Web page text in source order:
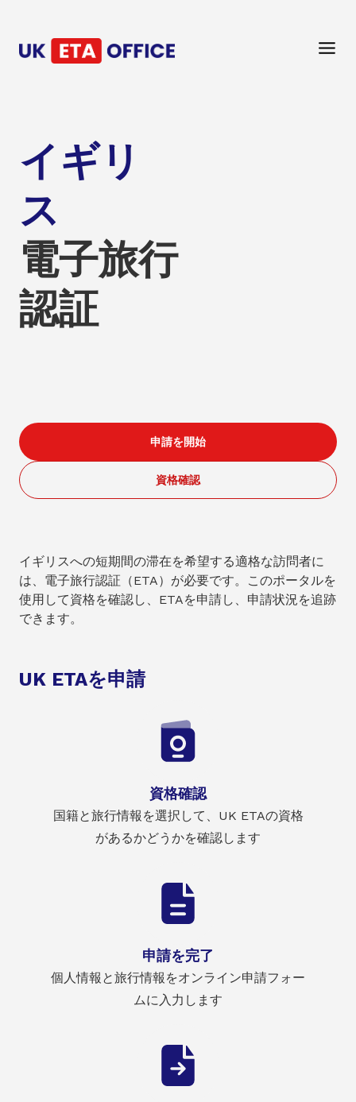
イギリ
ス
電子旅行
認証
申請を開始
資格確認
イギリスへの短期間の滞在を希望する適格な訪問者に
は、電子旅行認証（ETA）が必要です。このポータルを
使用して資格を確認し、ETAを申請し、申請状況を追跡
できます。
UK ETAを申請
資格確認
国籍と旅行情報を選択して、UK ETAの資格
があるかどうかを確認します
申請を完了
個人情報と旅行情報をオンライン申請フォー
ムに入力します